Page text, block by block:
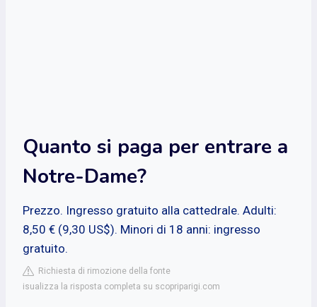
Quanto si paga per entrare a
Notre-Dame?
Prezzo. Ingresso gratuito alla cattedrale. Adulti:
8,50 € (9,30 US$). Minori di 18 anni: ingresso
gratuito.
Richiesta di rimozione della fonte
isualizza la risposta completa su scopriparigi.com